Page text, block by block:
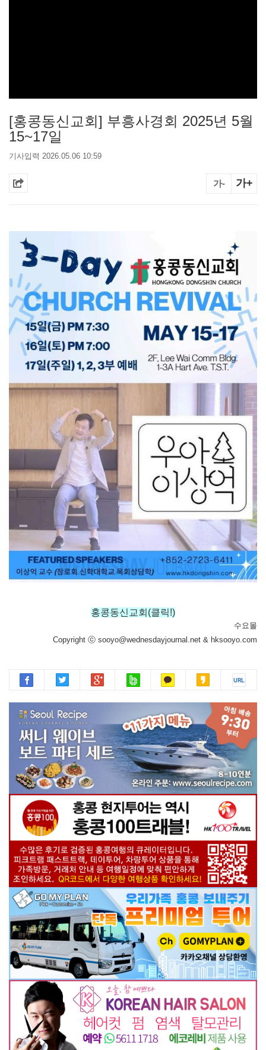
[홍콩동신교회] 부흥사경회 2025년 5월
15~17일
기사입력 2026.05.06 10:59
가- 가+
홍콩동신교회(클릭!)
수요몰
Copyright ⓒ sooyo@wednesdayjournal.net & hksooyo.com